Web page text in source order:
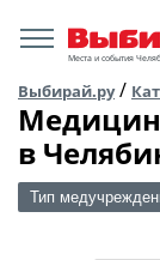
Места и события
Выбирай.ру/
в
Тип